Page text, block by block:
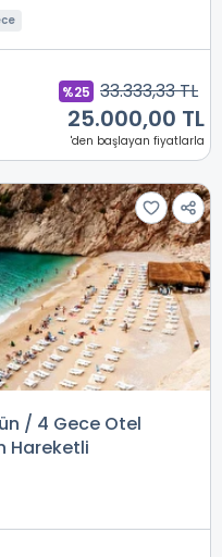
%25 33.333,33 TL
25.000,00 TL
'den başlayan fiyatlarla
/ 4 Gece Otel
Hareketli